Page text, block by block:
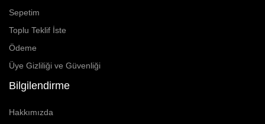
Sepetim
Toplu Teklif İste
Ödeme
Üye Gizliliği ve Güvenliği
Bilgilendirme
Hakkımızda